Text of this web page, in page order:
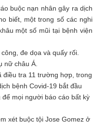
buộc nạn nhân gây ra dịch
biết, một trong số các nghi
một số mũi tại bệnh viện
đe dọa và quấy rối.
nữ châu Á.
điều tra 11 trường hợp, trong
bệnh Covid-19 bắt đầu
mọi người báo cáo bất kỳ
xét buộc tội Jose Gomez ở